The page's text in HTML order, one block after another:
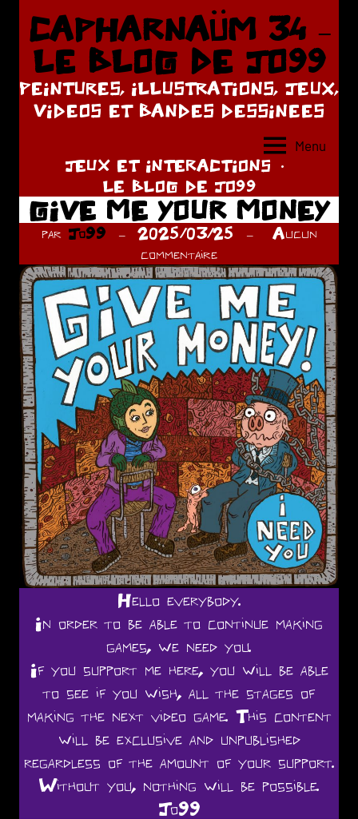
Aller
contenu
CAPHARNAÜM 34 –
LE BLOG DE JO99
PEINTURES, ILLUSTRATIONS, JEUX,
VIDEOS ET BANDES DESSINEES
Menu
JEUX ET INTERACTIONS
LE BLOG DE JO99
GIVE ME YOUR MONEY
par Jo99 2025/03/25
Aucun
commentaire
Hello everybody.
In order to be able to continue making
games, we need you.
If you support me here, you will be able
to see if you wish, all the stages of
making the next video game. This content
will be exclusive and unpublished
regardless of the amount of your support.
Without you, nothing will be possible.
Jo99